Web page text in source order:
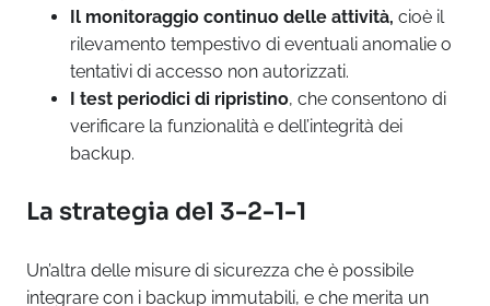
Il monitoraggio continuo delle attività, cioè il
rilevamento tempestivo di eventuali anomalie o
tentativi di accesso non autorizzati.
I test periodici di ripristino, che consentono di
verificare la funzionalità e dell’integrità dei
backup.
La strategia del 3-2-1-1
Un’altra delle misure di sicurezza che è possibile
integrare con i backup immutabili, e che merita un